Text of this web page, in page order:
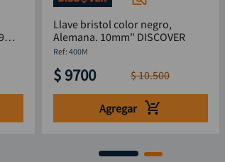
Llave bristol color negro,
Alemana. 10mm" DISCOVER
: 400M
$ 9700 $10.500
Agregar